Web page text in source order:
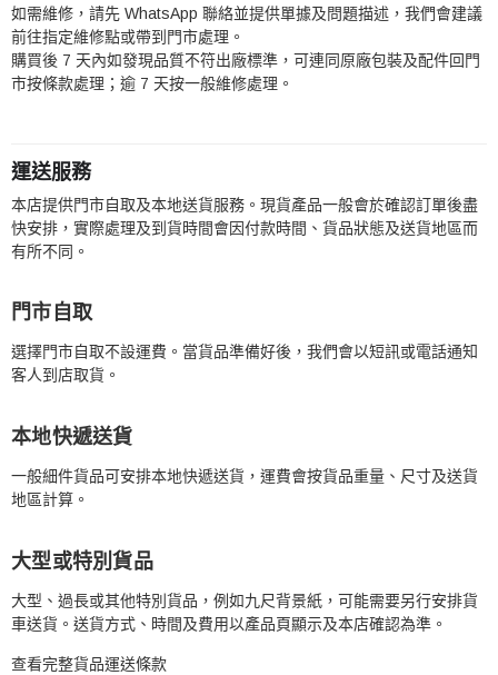
如需維修，請先 WhatsApp 聯絡並提供單據及問題描述，我們會建議
前往指定維修點或帶到門市處理。
購買後 7 天內如發現品質不符出廠標準，可連同原廠包裝及配件回門
市按條款處理；逾 7 天按一般維修處理。
運送服務
本店提供門市自取及本地送貨服務。現貨產品一般會於確認訂單後盡
快安排，實際處理及到貨時間會因付款時間、貨品狀態及送貨地區而
有所不同。
門市自取
選擇門市自取不設運費。當貨品準備好後，我們會以短訊或電話通知
客人到店取貨。
本地快遞送貨
一般細件貨品可安排本地快遞送貨，運費會按貨品重量、尺寸及送貨
地區計算。
大型或特別貨品
大型、過長或其他特別貨品，例如九尺背景紙，可能需要另行安排貨
車送貨。送貨方式、時間及費用以產品頁顯示及本店確認為準。
查看完整貨品運送條款